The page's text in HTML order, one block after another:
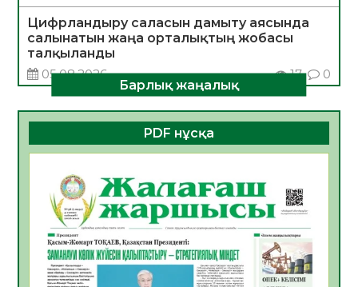
Цифрландыру саласын дамыту аясында
салынатын жаңа орталықтың жобасы
талқыланды
05.08.2026
17 0
құралдарының таныстырылымы өтті
05.08.2026
18 0
Қазақстандықтардың 72,3%-ы жаңа
Құрылтай үшін дауыс беруге дайын
05.08.2026
19
ӘРБІР ДАУЫС – ҚОҒАМ ДАМУЫНА
ҚОСЫЛҒАН ҮЛЕС
05.08.2026
26
Барлық жаңалық
PDF нұсқа